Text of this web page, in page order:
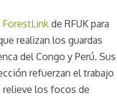
ForestLink de RFUK para
realizan los guardas
del Congo y Perú. Sus
refuerzan el trabajo
relieve los focos de